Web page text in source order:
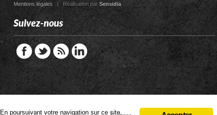
Mentions légales| Réalisation parSensidia
Suivez-nous
En poursuivant votre navigation sur ce site,
En poursuivant votre navigation sur ce site,